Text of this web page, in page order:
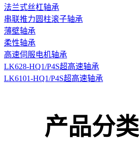
法兰式丝杠轴承
串联推力圆柱滚子轴承
薄壁轴承
柔性轴承
高速伺服电机轴承
LK628-HQ1/P4S超高速轴承
LK6101-HQ1/P4S超高速轴承
产品分类